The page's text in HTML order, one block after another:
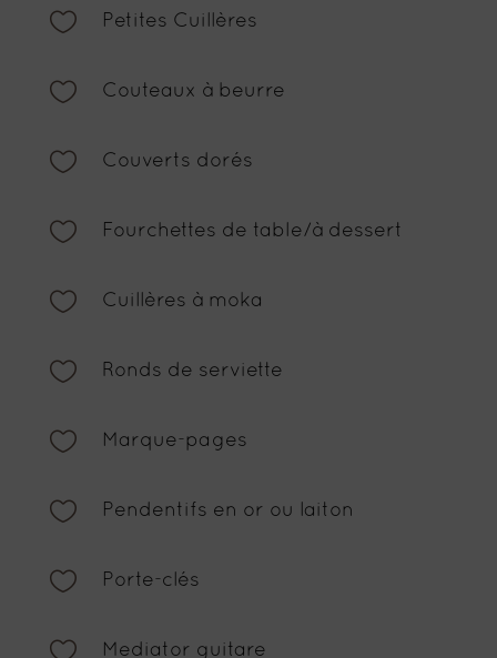
 Petites Cuillères
 Couteaux à beurre
 Couverts dorés
 Fourchettes de table/à dessert
 Cuillères à moka
 Ronds de serviette
 Marque-pages
 Pendentifs en or ou laiton
 Porte-clés
 Mediator guitare